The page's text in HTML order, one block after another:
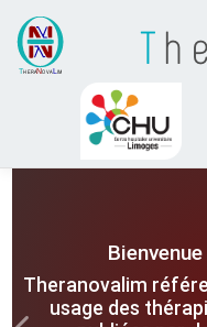
T
Theranovalim
usage des